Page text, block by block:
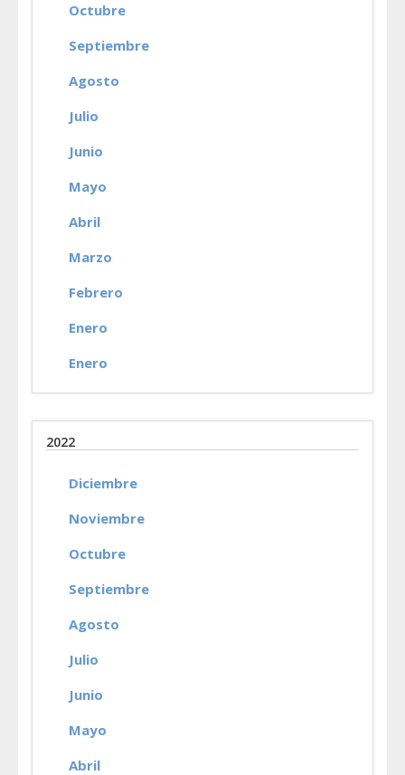
Octubre
Septiembre
Agosto
Julio
Junio
Mayo
Abril
Marzo
Febrero
Enero
Enero
2022
Diciembre
Noviembre
Octubre
Septiembre
Agosto
Julio
Junio
Mayo
Abril